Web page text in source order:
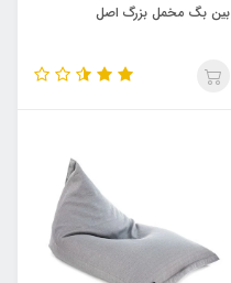
بین بگ مخمل بزرگ اصل